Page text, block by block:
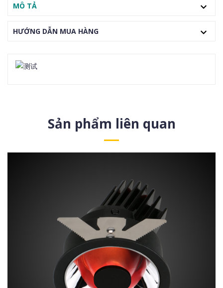
MÔ TẢ
HƯỚNG DẪN MUA HÀNG
Sản phẩm liên quan